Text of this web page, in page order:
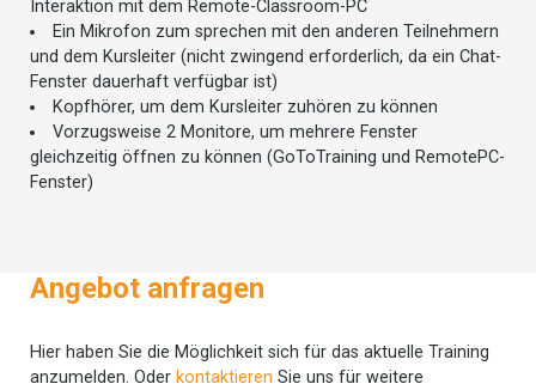
Interaktion mit dem Remote-Classroom-PC
Ein Mikrofon zum sprechen mit den anderen Teilnehmern
und dem Kursleiter (nicht zwingend erforderlich, da ein Chat-
Fenster dauerhaft verfügbar ist)
Kopfhörer, um dem Kursleiter zuhören zu können
Vorzugsweise 2 Monitore, um mehrere Fenster
gleichzeitig öffnen zu können (GoToTraining und RemotePC-
Fenster)
Angebot anfragen
Hier haben Sie die Möglichkeit sich für das aktuelle Training
anzumelden. Oder kontaktieren Sie uns für weitere